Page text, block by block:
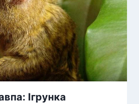
Ігрунка